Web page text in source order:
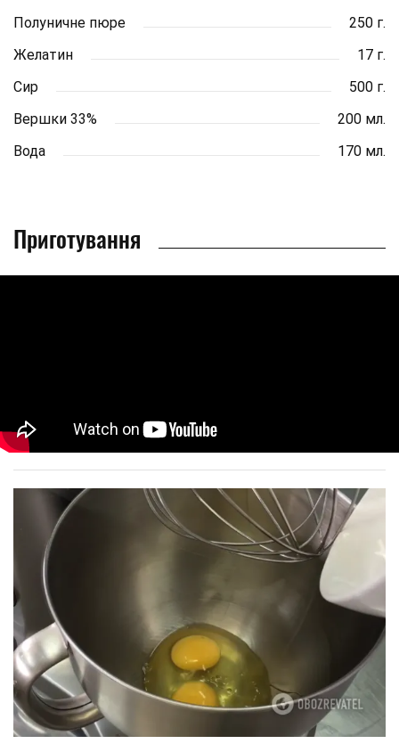
Полуничне пюре
250 г.
Желатин
17 г.
Сир
500 г.
Вершки 33%
200 мл.
Вода
170 мл.
Приготування